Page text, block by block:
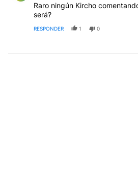
Raro ningún Kircho
será?
RESPONDER 1 0